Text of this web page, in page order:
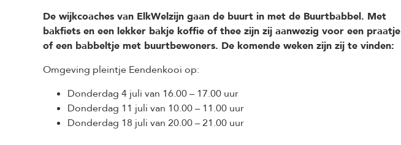
De wijkcoaches van ElkWelzijn gaan de buurt in met de Buurtbabbel. Met
bakfiets en een lekker bakje koffie of thee zijn zij aanwezig voor een praatje
of een babbeltje met buurtbewoners. De komende weken zijn zij te vinden:
Omgeving pleintje Eendenkooi op:
Donderdag 4 juli van 16.00 – 17.00 uur
Donderdag 11 juli van 10.00 – 11.00 uur
Donderdag 18 juli van 20.00 – 21.00 uur